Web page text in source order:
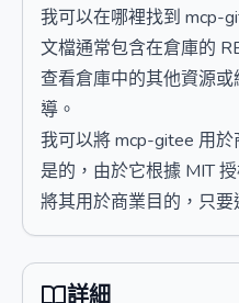
我可以在哪裡找到 mcp-
文檔通常包含在倉庫的
查看倉庫中的其他資源
導。
我可以將 mcp-gitee 用於
是的，由於它根據 MIT
將其用於商業目的，只要
詳細